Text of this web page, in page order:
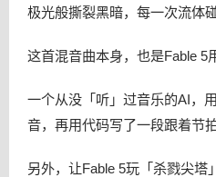
极光般撕裂黑暗，每一次流体
这首混音曲本身，也是Fable 5
一个从没「听」过音乐的AI，
音，再用代码写了一段跟着节
另外，让Fable 5玩「杀戮尖塔